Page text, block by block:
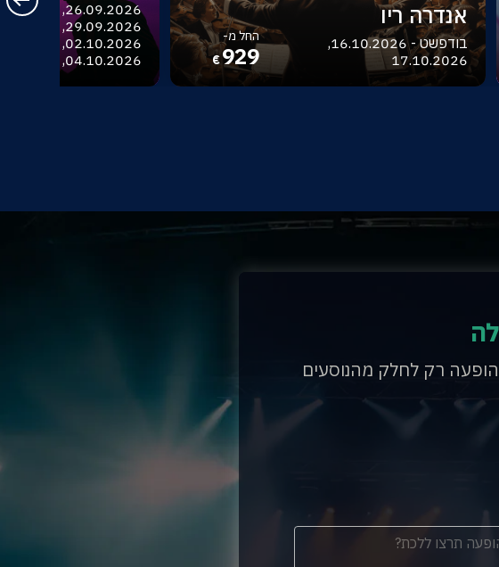
אנדרה ריו
בודפשט - 16.10.2026,
17.10.2026
החל מ-
929
€
04.10.2026, 06.10.2026
רק לחלק מהנוסעים